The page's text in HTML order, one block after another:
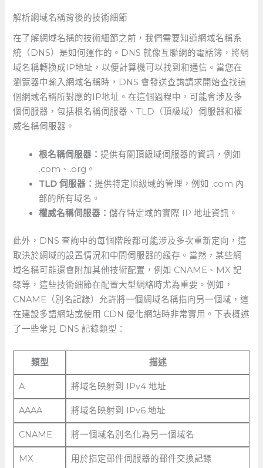
解析網域名稱背後的技術細節
在了解網域名稱的技術細節之前，我們需要知道網域名稱系
統（DNS）是如何運作的。DNS 就像互聯網的電話簿，將網
域名稱轉換成IP地址，以便計算機可以找到和通信。當您在
瀏覽器中輸入網域名稱時，DNS 會發送查詢請求開始查找這
個網域名稱所對應的IP地址。在這個過程中，可能會涉及多
個伺服器，包括根名稱伺服器、TLD（頂級域）伺服器和權
威名稱伺服器。
根名稱伺服器：提供有關頂級域伺服器的資訊，例如
.com、.org。
TLD 伺服器：提供特定頂級域的管理，例如 ​.com 內
部的所有域名。
權威名稱伺服器：儲存特定域的實際 IP‌ 地址資訊。
此外，DNS 查詢中的每個階段都可能涉及多次重新定向，這
取決於網域的設置情況和中間伺服器的緩存。當然，某些網
域名稱可能還會附加其他技術配置，例如 CNAME、MX 記
錄等，這些技術細節在配置大型網絡時尤為重要。例如，
CNAME（別名記錄）允許將一個網域名稱指向另一個域，這
在建設多語網站或使用 CDN 優化網站時非常實用。下表概述
了一些常見⁢ DNS 記錄類型：
類型 描述
A 將域名映射到 IPv4 地址
AAAA 將域名映射到 IPv6 ⁢地址
CNAME 將一個域名別名化為另一個域名
MX 用於指定郵件伺服器的郵件交換記錄